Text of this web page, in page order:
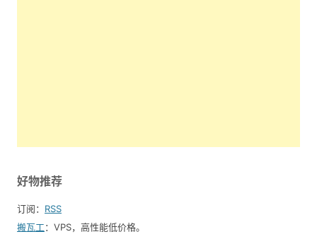
好物推荐
订阅： RSS
搬瓦工：VPS，高性能低价格。️